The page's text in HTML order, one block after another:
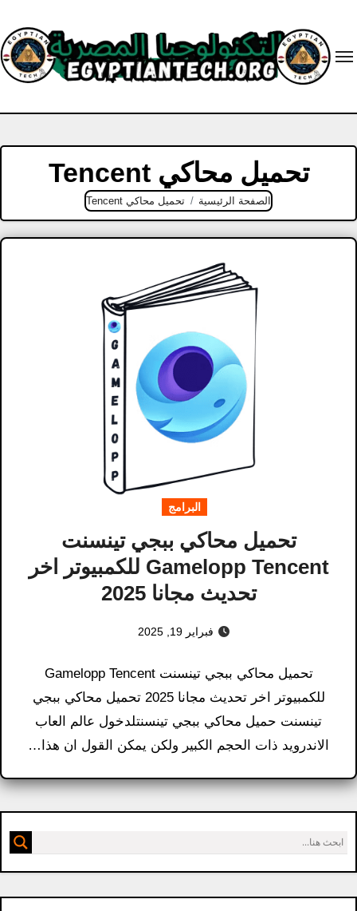
content
تحميل محاكي Tencent
الصفحة الرئيسية تحميل محاكي Tencent
البرامج
تحميل محاكي ببجي تينسنت
Gamelopp Tencent للكمبيوتر اخر
تحديث مجانا 2025
فبراير 19, 2025
تحميل محاكي ببجي تينسنت Gamelopp Tencent
للكمبيوتر اخر تحديث مجانا 2025 تحميل محاكي ببجي
تينسنت حميل محاكي ببجي تينسنتلدخول عالم العاب
الاندرويد ذات الحجم الكبير ولكن يمكن القول ان هذا…